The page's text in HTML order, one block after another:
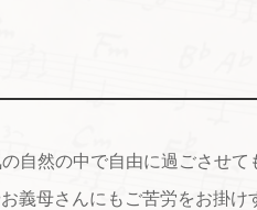
自然の中で自由に過ごさせ
義母さんにもご苦労をお掛